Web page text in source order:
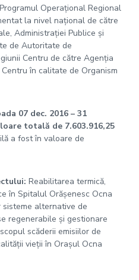
Operaţional Regional
la nivel național de către
Administrației Publice și
de Autoritate de
Centru de către Agenţia
în calitate de Organism
07 dec. 2016 – 31
totală de 7.603.916,25
a fost în valoare de
Reabilitarea termică,
în Spitalul Orășenesc Ocna
alternative de
regenerabile și gestionare
scăderii emisiilor de
vieții în Oraşul Ocna